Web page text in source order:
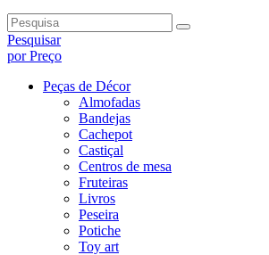
Pesquisar
por Preço
Peças de Décor
Almofadas
Bandejas
Cachepot
Castiçal
Centros de mesa
Fruteiras
Livros
Peseira
Potiche
Toy art